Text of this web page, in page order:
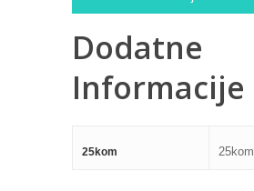
Dodatne
Informacije
25kom 25kom